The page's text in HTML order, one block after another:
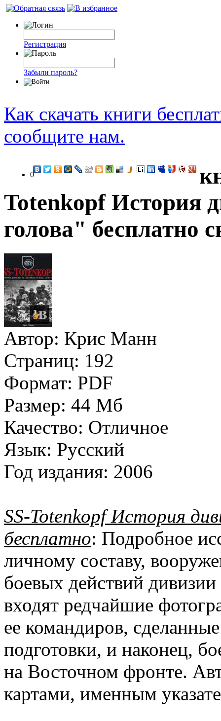
Регистрация
Забыли пароль?
Как скачать книги
сообщите нам.
0
Totenkopf История
голова" бесплатно
Автор: Крис Манн
Страниц: 192
Формат: PDF
Размер: 44 Мб
Качество: Отличное
Язык: Русский
Год издания: 2006
SS-Totenkopf История
бесплатно: Подробное
личному составу,
боевых действий
входят редчайшие
ее командиров,
подготовки, и наконец,
на Восточном фронте.
картами, именным